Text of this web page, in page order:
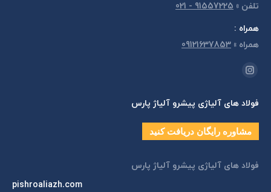
تلفن »
91557225 - 021
همراه :
همراه »
09121637853
مارا در اینجا پیدا کنید:
اینستاگرام
opens
in
new
فولاد های آلیاژی پیشرو آلیاژ پارس
مشاوره رایگان دریافت کنید
فولاد های آلیاژی پیشرو آلیاژ پارس
pishroaliazh.com